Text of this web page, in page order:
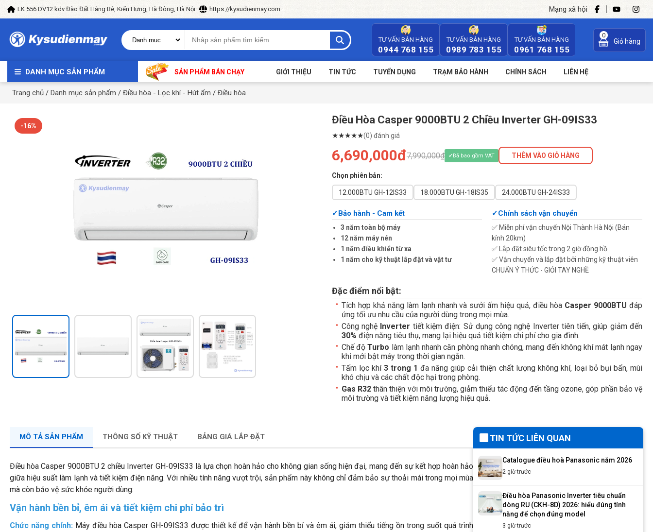
LK 556 DV12 kdv Đào Đất Hàng Bè, Kiến Hưng, Hà Đông, Hà Nội https://kysudienmay.com Mạng xã hội
TƯ VẤN BÁN HÀNG
0944 768 155
TƯ VẤN BÁN HÀNG
0989 783 155
TƯ VẤN BÁN HÀNG
0961 768 155
0
Giỏ hàng
DANH MỤC SẢN PHẨM SẢN PHẨM BÁN CHẠY GIỚI THIỆU TIN TỨC TUYỂN DỤNG TRẠM BẢO HÀNH CHÍNH SÁCH LIÊN HỆ
Trang chủ / Danh mục sản phẩm / Điều hòa - Lọc khí - Hút ẩm / Điều hòa
-16% Điều Hòa Casper 9000BTU 2 Chiều Inverter GH-09IS33
★★★★★(0) đánh giá
6,690,000đ7,990,000₫ Đã bao gồm VAT THÊM VÀO GIỎ HÀNG
Chọn phiên bản:
12.000BTU GH-12IS33 18.000BTU GH-18IS35 24.000BTU GH-24IS33
Bảo hành - Cam kết
3 năm toàn bộ máy
12 năm máy nén
1 năm điều khiển từ xa
1 năm cho kỹ thuật lắp đặt và vật tư
Chính sách vận chuyển
✅ Miễn phí vận chuyển Nội Thành Hà Nội (Bán
kính 20km)
✅ Lắp đặt siêu tốc trong 2 giờ đồng hồ
✅ Vận chuyển và lắp đặt bởi những kỹ thuật viên
CHUẨN Ý THỨC - GIỎI TAY NGHỀ
Đặc điểm nổi bật:
Tích hợp khả năng làm lạnh nhanh và sưởi ấm hiệu quả, điều hòa Casper 9000BTU đáp
ứng tối ưu nhu cầu của người dùng trong mọi mùa.
Công nghệ Inverter tiết kiệm điện: Sử dụng công nghệ Inverter tiên tiến, giúp giảm đến
30% điện năng tiêu thụ, mang lại hiệu quả tiết kiệm chi phí cho gia đình.
Chế độTurbo làm lạnh nhanh căn phòng nhanh chóng, mang đến không khí mát lạnh ngay
khi mới bật máy trong thời gian ngắn.
Tấm lọc khí3 trong 1đa năng giúp cải thiện chất lượng không khí, loại bỏ bụi bẩn, mùi
khó chịu và các chất độc hại trong phòng.
Gas R32thân thiện với môi trường, giảm thiểu tác động đến tầng ozone, góp phần bảo vệ
môi trường và tiết kiệm năng lượng hiệu quả.
MÔ TẢ SẢN PHẨM THÔNG SỐ KỸ THUẬT BẢNG GIÁ LẮP ĐẶT
Điều hòa Casper 9000BTU 2 chiều Inverter GH-09IS33 là lựa chọn hoàn hảo cho không gian sống hiện đại, mang đến sự kết hợp hoàn hảo
giữa hiệu suất làm lạnh và tiết kiệm điện năng. Với nhiều tính năng vượt trội, sản phẩm này không chỉ đảm bảo sự thoải mái trong mọi mùa
mà còn bảo vệ sức khỏe người dùng:
Vận hành bền bỉ, êm ái và tiết kiệm chi phí bảo trì
Chức năng chính: Máy điều hòa Casper GH-09IS33 được thiết kế để vận hành bền bỉ và êm ái, giảm thiểu tiếng ồn trong suốt quá trình
TIN TỨC LIÊN QUAN
Catalogue điều hoà Panasonic năm 2026
2 giờ trước
Điều hòa Panasonic Inverter tiêu chuẩn
dòng RU (CKH-8D) 2026: hiểu đúng tính
năng để chọn đúng model
3 giờ trước